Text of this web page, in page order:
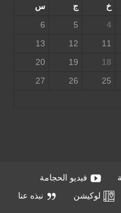
خ ج
س
4
5
6
11
12
13
18
19
20
25
26
27
فيديو الحجامة
لوكيشن نبذه عنا